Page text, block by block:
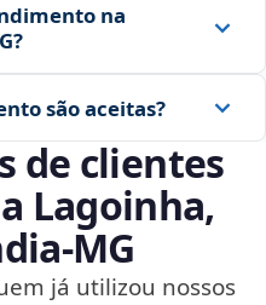
na
são aceitas?
de clientes
Lagoinha,
já utilizou nossos